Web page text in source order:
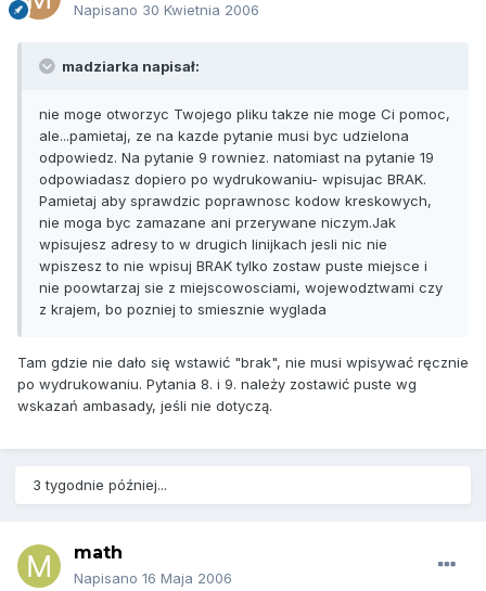
Napisano 30 Kwietnia 2006
madziarka napisał:
nie moge otworzyc Twojego pliku takze nie moge Ci pomoc,
ale...pamietaj, ze na kazde pytanie musi byc udzielona
odpowiedz. Na pytanie 9 rowniez. natomiast na pytanie 19
odpowiadasz dopiero po wydrukowaniu- wpisujac BRAK.
Pamietaj aby sprawdzic poprawnosc kodow kreskowych,
nie moga byc zamazane ani przerywane niczym.Jak
wpisujesz adresy to w drugich linijkach jesli nic nie
wpiszesz to nie wpisuj BRAK tylko zostaw puste miejsce i
nie poowtarzaj sie z miejscowosciami, wojewodztwami czy
z krajem, bo pozniej to smiesznie wyglada
Tam gdzie nie dało się wstawić "brak", nie musi wpisywać ręcznie
po wydrukowaniu. Pytania 8. i 9. należy zostawić puste wg
wskazań ambasady, jeśli nie dotyczą.
3 tygodnie później...
math
Napisano 16 Maja 2006